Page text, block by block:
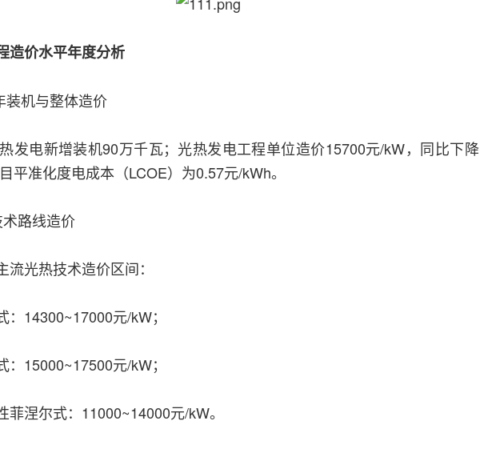
造价水平年度分析
装机与整体造价
发电新增装机90万千瓦；光热发电工程单位造价15700元/kW，同比下降
平准化度电成本（LCOE）为0.57元/kWh。
路线造价
流光热技术造价区间：
：14300~17000元/kW；
：15000~17500元/kW；
菲涅尔式：11000~14000元/kW。